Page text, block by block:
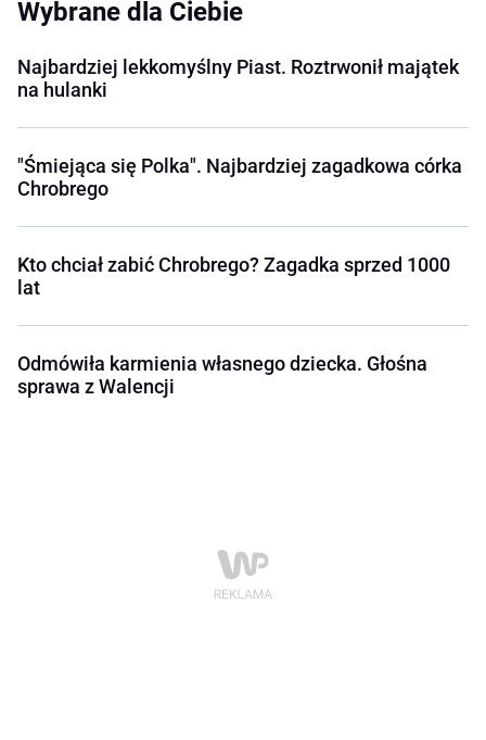
Wybrane dla Ciebie
Najbardziej lekkomyślny Piast. Roztrwonił majątek
na hulanki
"Śmiejąca się Polka". Najbardziej zagadkowa córka
Chrobrego
Kto chciał zabić Chrobrego? Zagadka sprzed 1000
lat
Odmówiła karmienia własnego dziecka. Głośna
sprawa z Walencji